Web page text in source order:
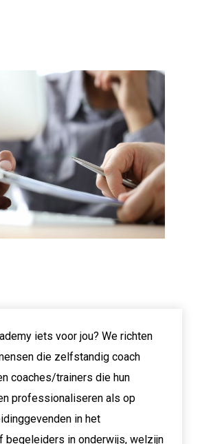
iets voor jou? We richten
die zelfstandig coach
coaches/trainers die hun
professionaliseren als op
in het
begeleiders in onderwijs, welzijn